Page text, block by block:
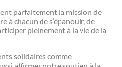
parfaitement la mission de
à chacun de s’épanouir, de
pleinement à la vie de la
solidaires comme
aussi affirmer notre soutien à la